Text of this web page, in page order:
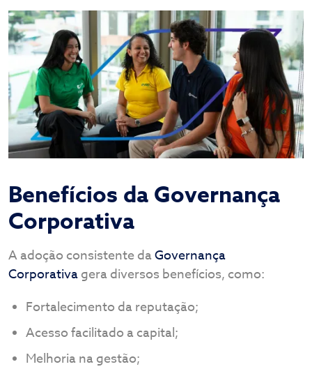
Benefícios da Governança
Corporativa
A adoção consistente daGovernança
Corporativagera diversos benefícios, como:
Fortalecimento da reputação;
Acesso facilitado a capital;
Melhoria na gestão;